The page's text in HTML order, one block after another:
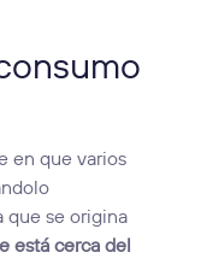
en que varios
que se origina
está cerca del